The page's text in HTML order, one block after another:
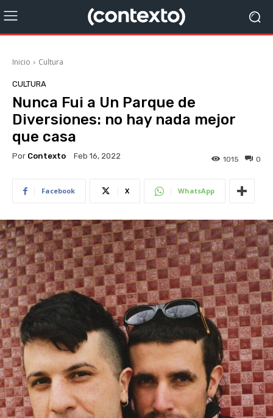
Inicio Cultura
CULTURA
Nunca Fui a Un Parque de
Diversiones: no hay nada mejor
que casa
Por Contexto Feb 16, 2022 0
1015
Facebook X WhatsApp